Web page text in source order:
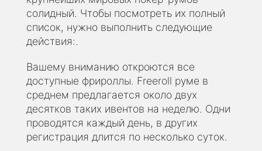
солидный. Чтобы посмотреть их полный
список, нужно выполнить следующие
действия:.
Вашему вниманию откроются все
доступные фрироллы. Freeroll руме в
среднем предлагается около двух
десятков таких ивентов на неделю. Одни
проводятся каждый день, в других
регистрация длится по несколько суток.